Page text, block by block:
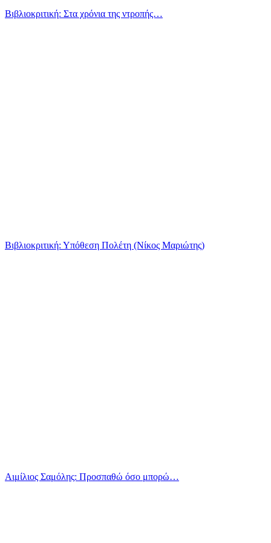
Βιβλιοκριτική: Στα χρόνια της ντροπής…
Βιβλιοκριτική: Υπόθεση Πολέτη (Νίκος Μαριώτης)
Αιμίλιος Σαμόλης: Προσπαθώ όσο μπορώ…